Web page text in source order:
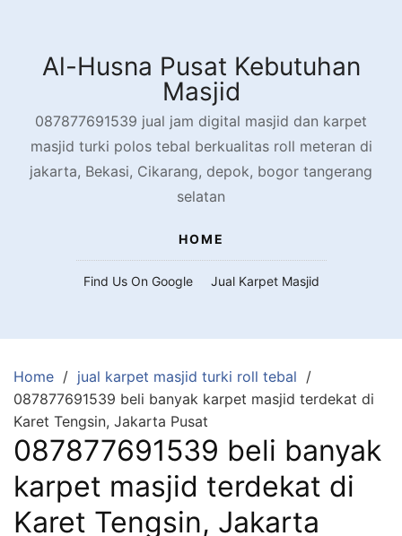
contentAl-Husna Pusat Kebutuhan
Masjid
087877691539 jual jam digital masjid dan karpet
masjid turki polos tebal berkualitas roll meteran di
jakarta, Bekasi, Cikarang, depok, bogor tangerang
selatan
HOME
Find Us On Google Jual Karpet Masjid
Home
jual karpet masjid turki roll tebal
087877691539 beli banyak karpet masjid terdekat di
Karet Tengsin, Jakarta Pusat
087877691539 beli banyak
karpet masjid terdekat di
Karet Tengsin, Jakarta